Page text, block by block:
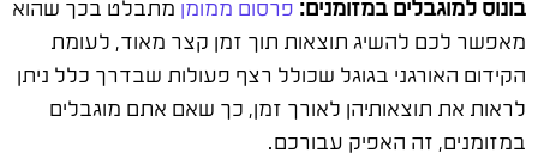
בונוס למוגבלים במזומנים: פרסום ממומן מתבלט בכך שהוא
מאפשר לכם להשיג תוצאות תוך זמן קצר מאוד, לעומת
הקידום האורגני בגוגל שכולל רצף פעולות שבדרך כלל ניתן
לראות את תוצאותיהן לאורך זמן, כך שאם אתם מוגבלים
במזומנים, זה האפיק עבורכם.